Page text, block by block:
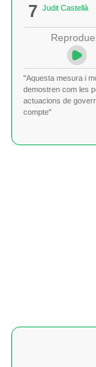
7 Judit Castellà
"Aquesta mesura i
demostren com les
actuacions de
compte"